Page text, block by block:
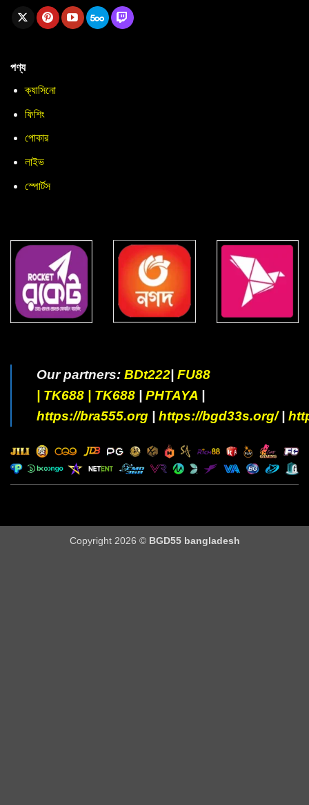
পণ্য
ক্যাসিনো
ফিশিং
পোকার
লাইভ
স্পোর্টস
Our partners: BDt222| FU88
| TK688 | TK688 | PHTAYA |
https://bra555.org | https://bgd33s.org/|
Copyright 2026 © BGD55 bangladesh